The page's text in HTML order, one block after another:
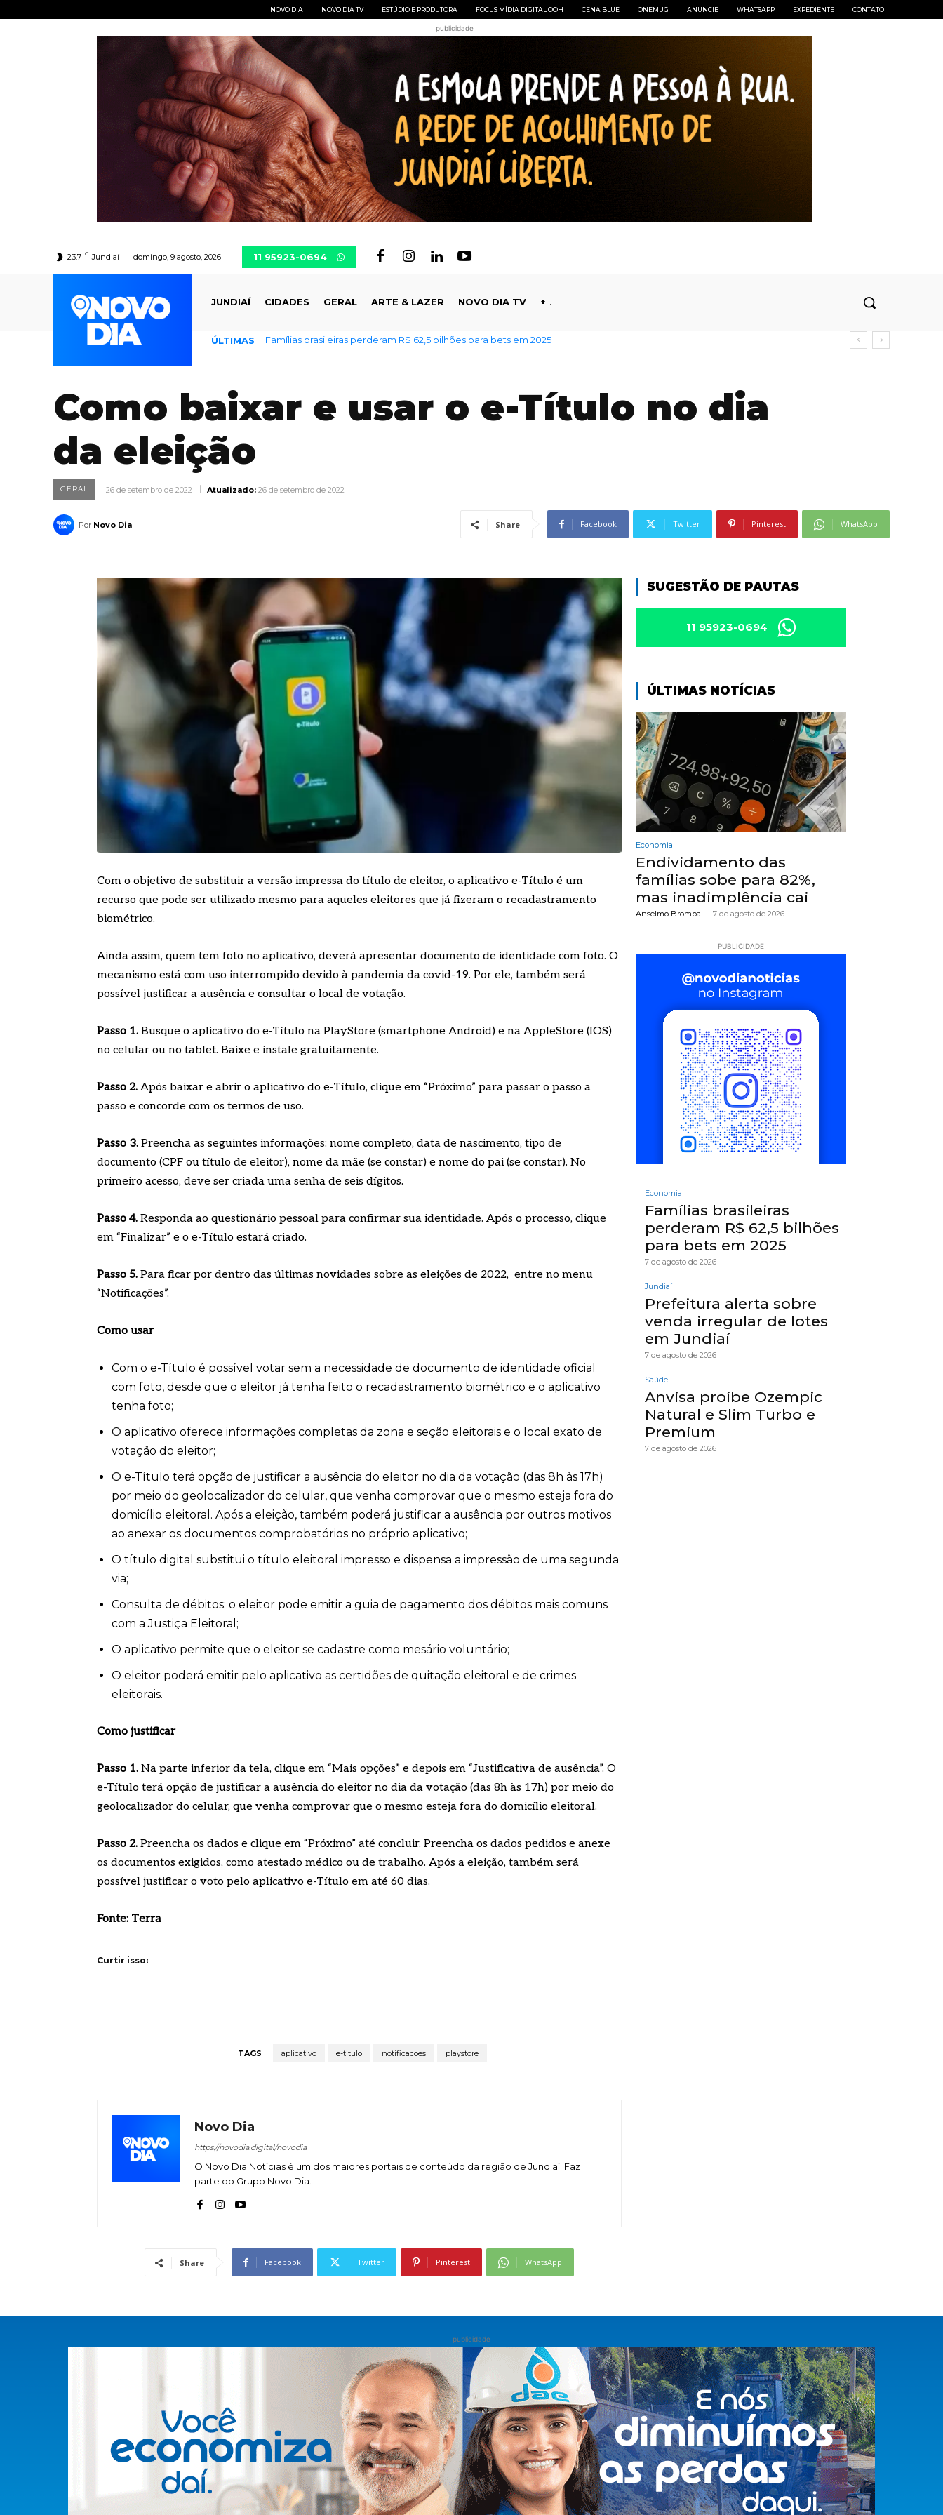
NOVO DIA NOVO DIA TV ESTÚDIO E PRODUTORA FOCUS MÍDIA DIGITAL OOH CENA BLUE ONEMUG ANUNCIE WHATSAPP EXPEDIENTE CONTATO
publicidade
23.7 C Jundiaí domingo, 9 agosto, 2026 11 95923-0694
JUNDIAÍ CIDADES GERAL ARTE & LAZER NOVO DIA TV +
ÚLTIMAS Prefeitura alerta sobre venda irregular de lotes em Jundiaí
Como baixar e usar o e-Título no dia
da eleição
GERAL 26 de setembro de 2022 Atualizado: 26 de setembro de 2022
Por Novo Dia Share Facebook Twitter Pinterest WhatsApp
Com o objetivo de substituir a versão impressa do título de eleitor, o aplicativo e-Título é um
recurso que pode ser utilizado mesmo para aqueles eleitores que já fizeram o recadastramento
biométrico.
Ainda assim, quem tem foto no aplicativo, deverá apresentar documento de identidade com foto. O
mecanismo está com uso interrompido devido à pandemia da covid-19. Por ele, também será
possível justificar a ausência e consultar o local de votação.
Passo 1. Busque o aplicativo do e-Título na PlayStore (smartphone Android) e na AppleStore (IOS)
no celular ou no tablet. Baixe e instale gratuitamente.
Passo 2. Após baixar e abrir o aplicativo do e-Título, clique em “Próximo” para passar o passo a
passo e concorde com os termos de uso.
Passo 3. Preencha as seguintes informações: nome completo, data de nascimento, tipo de
documento (CPF ou título de eleitor), nome da mãe (se constar) e nome do pai (se constar). No
primeiro acesso, deve ser criada uma senha de seis dígitos.
Passo 4. Responda ao questionário pessoal para confirmar sua identidade. Após o processo, clique
em “Finalizar” e o e-Título estará criado.
Passo 5. Para ficar por dentro das últimas novidades sobre as eleições de 2022, entre no menu
“Notificações”.
Como usar
Com o e-Título é possível votar sem a necessidade de documento de identidade oficial
com foto, desde que o eleitor já tenha feito o recadastramento biométrico e o aplicativo
tenha foto;
O aplicativo oferece informações completas da zona e seção eleitorais e o local exato de
votação do eleitor;
O e-Título terá opção de justificar a ausência do eleitor no dia da votação (das 8h às 17h)
por meio do geolocalizador do celular, que venha comprovar que o mesmo esteja fora do
domicílio eleitoral. Após a eleição, também poderá justificar a ausência por outros motivos
ao anexar os documentos comprobatórios no próprio aplicativo;
O título digital substitui o título eleitoral impresso e dispensa a impressão de uma segunda
via;
Consulta de débitos: o eleitor pode emitir a guia de pagamento dos débitos mais comuns
com a Justiça Eleitoral;
O aplicativo permite que o eleitor se cadastre como mesário voluntário;
O eleitor poderá emitir pelo aplicativo as certidões de quitação eleitoral e de crimes
eleitorais.
Como justificar
Passo 1. Na parte inferior da tela, clique em “Mais opções” e depois em “Justificativa de ausência”. O
e-Título terá opção de justificar a ausência do eleitor no dia da votação (das 8h às 17h) por meio do
geolocalizador do celular, que venha comprovar que o mesmo esteja fora do domicílio eleitoral.
Passo 2. Preencha os dados e clique em “Próximo” até concluir. Preencha os dados pedidos e anexe
os documentos exigidos, como atestado médico ou de trabalho. Após a eleição, também será
possível justificar o voto pelo aplicativo e-Título em até 60 dias.
Fonte: Terra
Curtir isso:
TAGS aplicativo e-titulo notificacoes playstore
Novo Dia
https://novodia.digital/novodia
O Novo Dia Notícias é um dos maiores portais de conteúdo da região de Jundiaí. Faz
parte do Grupo Novo Dia.
Share Facebook Twitter Pinterest WhatsApp
SUGESTÃO DE PAUTAS
11 95923-0694
ÚLTIMAS NOTÍCIAS
Economia
Endividamento das
famílias sobe para 82%,
mas inadimplência cai
Anselmo Brombal - 7 de agosto de 2026
PUBLICIDADE
Economia
Famílias brasileiras
perderam R$ 62,5 bilhões
para bets em 2025
7 de agosto de 2026
Jundiaí
Prefeitura alerta sobre
venda irregular de lotes
em Jundiaí
7 de agosto de 2026
Saúde
Anvisa proíbe Ozempic
Natural e Slim Turbo e
Premium
7 de agosto de 2026
publicidade